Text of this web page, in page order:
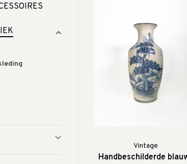
Vintage
Handbeschilderde